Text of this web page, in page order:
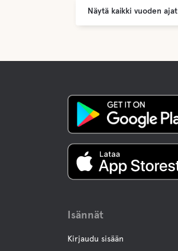
Näytä kaikki vuoden ajat
Isännät
Kirjaudu sisään